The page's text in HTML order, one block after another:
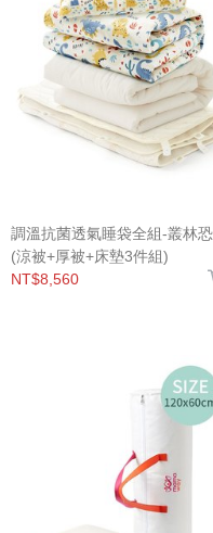
調溫抗菌透氣睡袋全組-叢林
(涼被+厚被+床墊3件組)
NT$8,560